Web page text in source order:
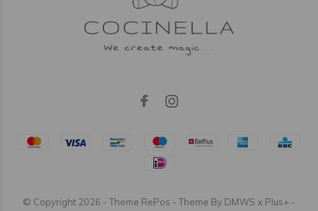
© Copyright 2026 - Theme RePos - Theme By DMWS x Plus+ -